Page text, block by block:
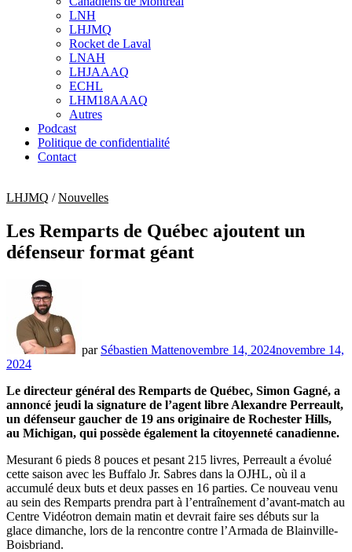
sub
menu
LNH
LHJMQ
Rocket de Laval
LNAH
LHJAAAQ
ECHL
LHM18AAAQ
Autres
Podcast
Politique de confidentialité
Contact
LHJMQ /Nouvelles
Les Remparts de Québec ajoutent un
défenseur format géant
par Sébastien Mattenovembre 14, 2024novembre 14,
2024
Le directeur général des Remparts de Québec, Simon Gagné, a
annoncé jeudi la signature de l’agent libre Alexandre Perreault,
un défenseur gaucher de 19 ans originaire de Rochester Hills,
au Michigan, qui possède également la citoyenneté canadienne.
Mesurant 6 pieds 8 pouces et pesant 215 livres, Perreault a évolué
cette saison avec les Buffalo Jr. Sabres dans la OJHL, où il a
accumulé deux buts et deux passes en 16 parties. Ce nouveau venu
au sein des Remparts prendra part à l’entraînement d’avant-match au
Centre Vidéotron demain matin et devrait faire ses débuts sur la
glace dimanche, lors de la rencontre contre l’Armada de Blainville-
Boisbriand.